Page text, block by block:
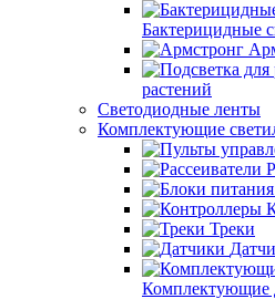
Бактерицидные
растений
Светодиодные ленты
Комплектующие
Треки
Комплектующие